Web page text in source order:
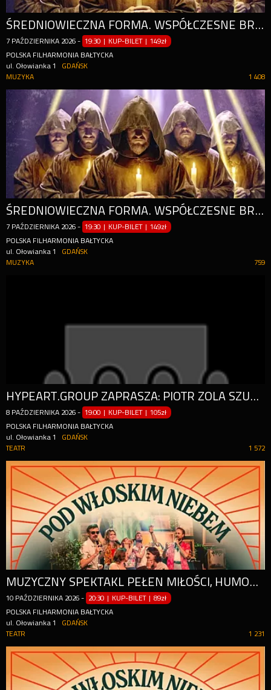
ŚREDNIOWIECZNA FORMA. WSPÓŁCZESNE BRZMIENIE.
7 PAŹDZIERNIKA 2026 - 19:30 | KUP-BILET |149zł
POLSKA FILHARMONIA BAŁTYCKA
ul. Ołowianka 1
GDAŃSK
1 408
MUZYKA
ŚREDNIOWIECZNA FORMA. WSPÓŁCZESNE BRZMIENIE.
7 PAŹDZIERNIKA 2026 - 19:30 | KUP-BILET |149zł
POLSKA FILHARMONIA BAŁTYCKA
ul. Ołowianka 1
GDAŃSK
759
MUZYKA
HYPEART.GROUP ZAPRASZA: PIOTR ZOLA SZULOWSKI W PROGRAMIE ATLAS [STAND-UP]
8 PAŹDZIERNIKA 2026 - 19:00 | KUP-BILET |105zł
POLSKA FILHARMONIA BAŁTYCKA
ul. Ołowianka 1
GDAŃSK
1 572
TEATR
MUZYCZNY SPEKTAKL PEŁEN MIŁOŚCI, HUMORU I NAJWIĘKSZYCH WŁOSKICH PRZEBOJÓW
10 PAŹDZIERNIKA 2026 - 20:30 | KUP-BILET |89zł
POLSKA FILHARMONIA BAŁTYCKA
ul. Ołowianka 1
GDAŃSK
1 231
TEATR